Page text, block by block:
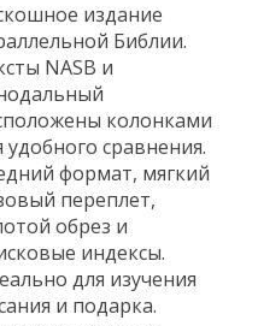
издание
Библии.
NASB и
колонками
удобного сравнения.
формат, мягкий
переплет,
обрез и
индексы.
для изучения
и подарка.